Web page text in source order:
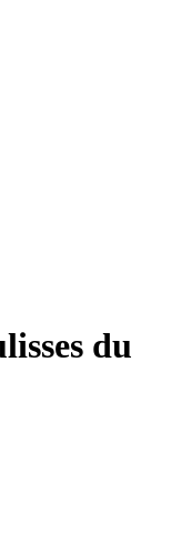
du